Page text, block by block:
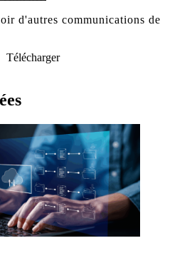
d'autres communications de